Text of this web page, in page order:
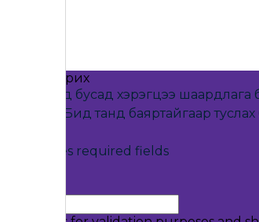
Холбоо барих
Хэрэв танд бусад хэрэгцээ
хэрэггүй. Бид танд баяртайгаар
" indicates required fields